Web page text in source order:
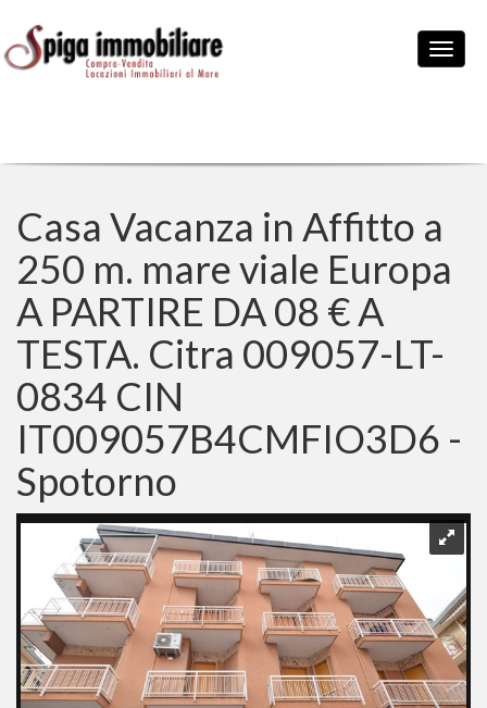
Casa Vacanza in Affitto a
250 m. mare viale Europa
A PARTIRE DA 08 € A
TESTA. Citra 009057-LT-
0834 CIN
IT009057B4CMFIO3D6 -
Spotorno